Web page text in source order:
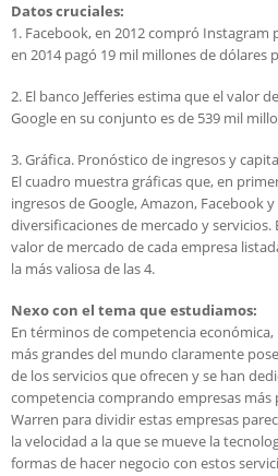
Datos cruciales:
1. Facebook, en 2012 compró
en 2014 pagó 19 mil millones de dólares
2. El banco Jefferies estima que el valor
Google en su conjunto es de 539 mil
3. Gráfica. Pronóstico de ingresos y
El cuadro muestra gráficas que, en
ingresos de Google, Amazon, Facebook
diversificaciones de mercado y
valor de mercado de cada empresa
la más valiosa de las 4.
Nexo con el tema que estudiamos:
En términos de competencia
más grandes del mundo claramente
de los servicios que ofrecen y se han
competencia comprando empresas más
Warren para dividir estas empresas
la velocidad a la que se mueve la
formas de hacer negocio con estos